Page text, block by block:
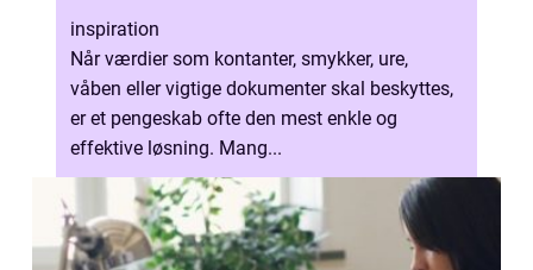
inspiration
Når værdier som kontanter, smykker, ure,
våben eller vigtige dokumenter skal beskyttes,
er et pengeskab ofte den mest enkle og
effektive løsning. Mang...